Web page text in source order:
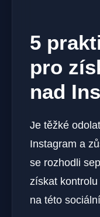
5
pro
nad
Je těžké
Instagram a
se rozhodli
získat
na této